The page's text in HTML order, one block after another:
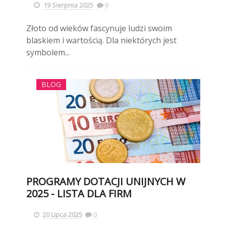
19 Sierpnia 2025 0
Złoto od wieków fascynuje ludzi swoim
blaskiem i wartością. Dla niektórych jest
symbolem...
BLOG
PROGRAMY DOTACJI UNIJNYCH W
2025 - LISTA DLA FIRM
20 Lipca 2025 0